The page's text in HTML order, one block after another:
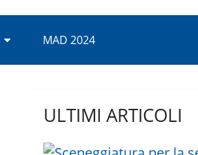
MAD 2024
ULTIMI ARTICOLI